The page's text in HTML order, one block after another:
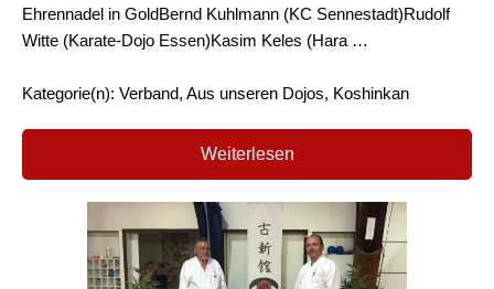
Ehrennadel in GoldBernd Kuhlmann (KC Sennestadt)Rudolf
Witte (Karate-Dojo Essen)Kasim Keles (Hara …
Kategorie(n): Verband, Aus unseren Dojos, Koshinkan
Weiterlesen